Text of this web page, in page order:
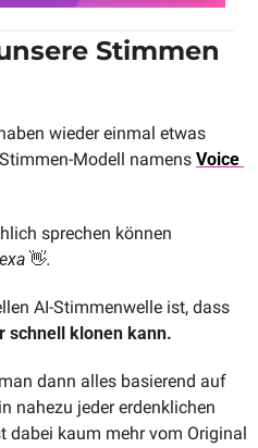
Stimmen
wieder einmal etwas
Modell namens Voice
sprechen können
👋.
AI-Stimmenwelle ist, dass
schnell klonen kann.
dann alles basierend auf
nahezu jeder erdenklichen
dabei kaum mehr vom Original